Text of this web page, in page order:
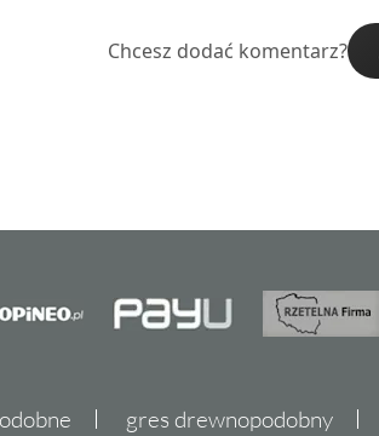
Chcesz dodać komentarz?
gres drewnopodobny